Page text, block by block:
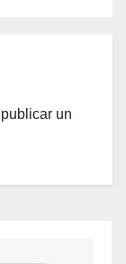
un